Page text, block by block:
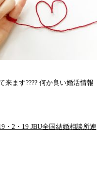
来ます???? 何か良い婚活情報
・2・19 JBU全国結婚相談所連